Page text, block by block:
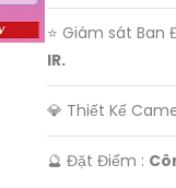
⭐ Giám sát Ban
IR.
💎 Thiết Kế
️🔮 Đặt Điểm :